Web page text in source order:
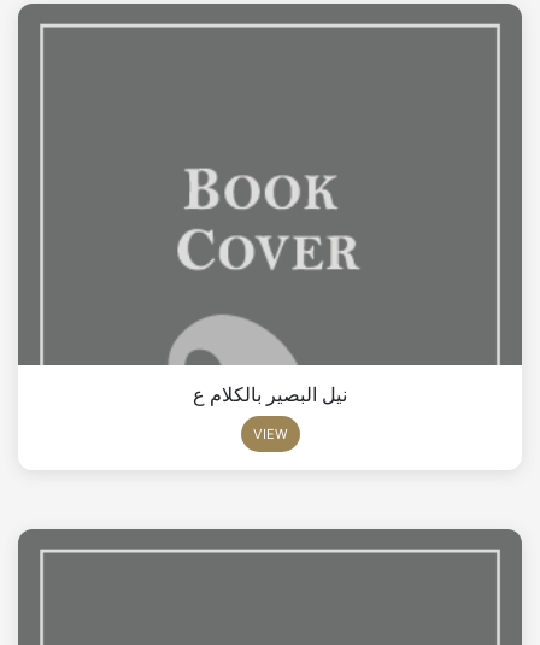
نيل البصير بالكلام ع
VIEW